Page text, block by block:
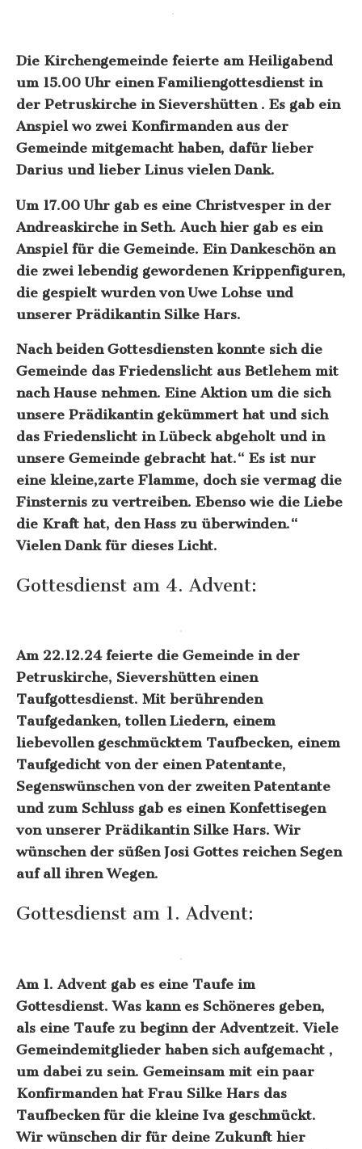
Die Kirchengemeinde feierte am Heiligabend
um 15.00 Uhr einen Familiengottesdienst in
der Petruskirche in Sievershütten . Es gab ein
Anspiel wo zwei Konfirmanden aus der
Gemeinde mitgemacht haben, dafür lieber
Darius und lieber Linus vielen Dank.
Um 17.00 Uhr gab es eine Christvesper in der
Andreaskirche in Seth. Auch hier gab es ein
Anspiel für die Gemeinde. Ein Dankeschön an
die zwei lebendig gewordenen Krippenfiguren,
die gespielt wurden von Uwe Lohse und
unserer Prädikantin Silke Hars.
Nach beiden Gottesdiensten konnte sich die
Gemeinde das Friedenslicht aus Betlehem mit
nach Hause nehmen. Eine Aktion um die sich
unsere Prädikantin gekümmert hat und sich
das Friedenslicht in Lübeck abgeholt und in
unsere Gemeinde gebracht hat.“ Es ist nur
eine kleine,zarte Flamme, doch sie vermag die
Finsternis zu vertreiben. Ebenso wie die Liebe
die Kraft hat, den Hass zu überwinden.“
Vielen Dank für dieses Licht.
Gottesdienst am 4. Advent:
Am 22.12.24 feierte die Gemeinde in der
Petruskirche, Sievershütten einen
Taufgottesdienst. Mit berührenden
Taufgedanken, tollen Liedern, einem
liebevollen geschmücktem Taufbecken, einem
Taufgedicht von der einen Patentante,
Segenswünschen von der zweiten Patentante
und zum Schluss gab es einen Konfettisegen
von unserer Prädikantin Silke Hars. Wir
wünschen der süßen Josi Gottes reichen Segen
auf all ihren Wegen.
Gottesdienst am 1. Advent:
Am 1. Advent gab es eine Taufe im
Gottesdienst. Was kann es Schöneres geben,
als eine Taufe zu beginn der Adventzeit. Viele
Gemeindemitglieder haben sich aufgemacht ,
um dabei zu sein. Gemeinsam mit ein paar
Konfirmanden hat Frau Silke Hars das
Taufbecken für die kleine Iva geschmückt.
Wir wünschen dir für deine Zukunft hier